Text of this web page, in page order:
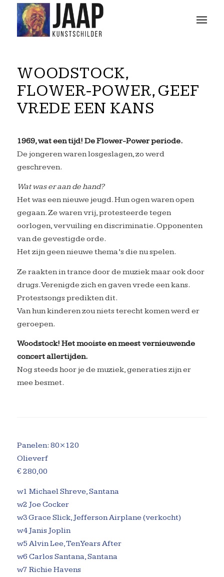
WOODSTOCK,
FLOWER-POWER, GEEF
VREDE EEN KANS
1969, wat een tijd! De Flower-Power periode.
De jongeren waren losgeslagen, zo werd
geschreven.
Wat was er aan de hand?
Het was een nieuwe jeugd. Hun ogen waren open
gegaan. Ze waren vrij, protesteerde tegen
oorlogen, vervuiling en discriminatie. Opponenten
van de gevestigde orde.
Het zijn geen nieuwe thema’s die nu spelen.
Ze raakten in trance door de muziek maar ook door
drugs. Verenigde zich en gaven vrede een kans.
Protestsongs predikten dit.
Van hun kinderen zou niets terecht komen werd er
geroepen.
Woodstock! Het mooiste en meest vernieuwende
concert allertijden.
Nog steeds hoor je de muziek, generaties zijn er
mee besmet.
Panelen: 80×120
Olieverf
€ 280,00
w1 Michael Shreve, Santana
w2 Joe Cocker
w3 Grace Slick, Jefferson Airplane (verkocht)
w4 Janis Joplin
w5 Alvin Lee, Ten Years After
w6 Carlos Santana, Santana
w7 Richie Havens